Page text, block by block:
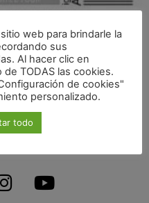
GOYA
dpdo-1ºB
SPAIN
web para brindarle la
sus
Al hacer clic en
TODAS las cookies.
de cookies"
personalizado.
todo